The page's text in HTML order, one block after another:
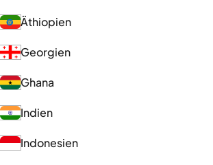
Äthiopien
Georgien
Ghana
Indien
Indonesien